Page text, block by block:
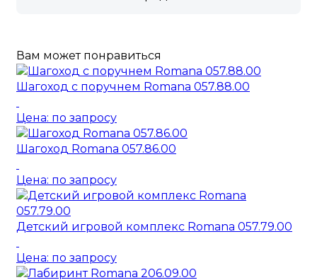
Вам может понравиться
Шагоход с поручнем Romana 057.88.00
Цена: по запросу
Шагоход Romana 057.86.00
Цена: по запросу
Детский игровой комплекс Romana 057.79.00
Цена: по запросу